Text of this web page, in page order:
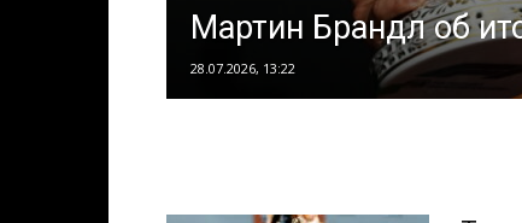
Мартин Брандл об
28.07.2026, 13:22